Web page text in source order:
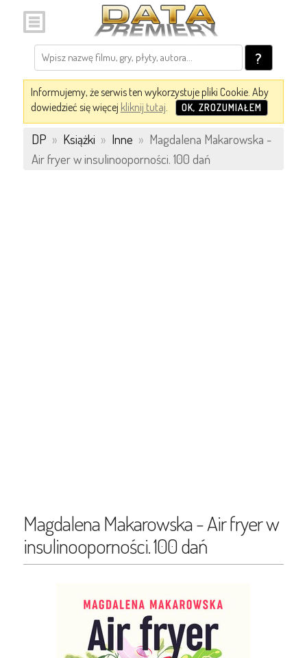
?
Informujemy, że serwis ten wykorzystuje pliki Cookie. Aby
dowiedzieć się więcej kliknij tutaj. OK, ZROZUMIAŁEM
DP » Książki » Inne » Magdalena Makarowska -
Air fryer w insulinooporności. 100 dań
Magdalena Makarowska - Air fryer w
insulinooporności. 100 dań